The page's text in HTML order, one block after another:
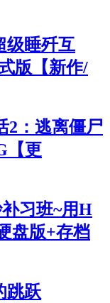
级睡歼互
版【新作/
2：逃离僵尸
【更
习班~用H
盘版+存档
跳跃